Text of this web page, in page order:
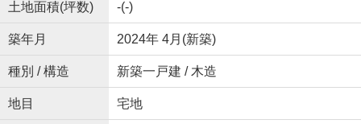
土地面積(坪数) -(-)
築年月 2024年 4月(新築)
種別 / 構造 新築一戸建 / 木造
地目 宅地